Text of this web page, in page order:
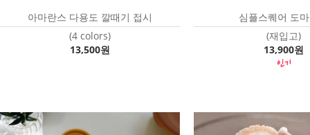
아마란스 다용도 깔때기 접시
(4 colors)
13,500원
심플스퀘어 도
(재입고)
13,900원